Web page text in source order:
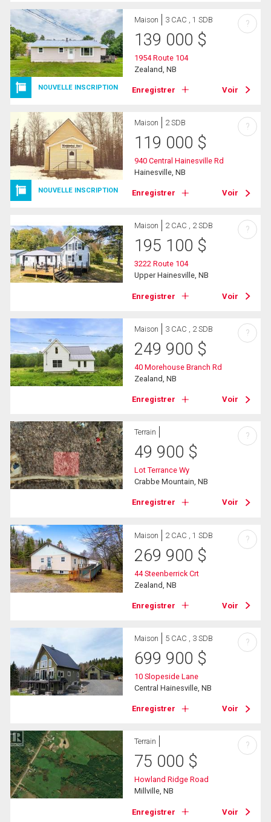
NOUVELLE INSCRIPTION
Maison 3 CAC , 1 SDB
139 000 $
1954 Route 104
Zealand, NB
Enregistrer Voir
?
NOUVELLE INSCRIPTION
Maison 2 SDB
119 000 $
940 Central Hainesville Rd
Hainesville, NB
Enregistrer Voir
?
Maison 2 CAC , 2 SDB
195 100 $
3222 Route 104
Upper Hainesville, NB
Enregistrer Voir
?
Maison 3 CAC , 2 SDB
249 900 $
40 Morehouse Branch Rd
Zealand, NB
Enregistrer Voir
?
Terrain
49 900 $
Lot Terrance Wy
Crabbe Mountain, NB
Enregistrer Voir
?
Maison 2 CAC , 1 SDB
269 900 $
44 Steenberrick Crt
Zealand, NB
Enregistrer Voir
?
Maison 5 CAC , 3 SDB
699 900 $
10 Slopeside Lane
Central Hainesville, NB
Enregistrer Voir
?
Terrain
75 000 $
Howland Ridge Road
Millville, NB
Enregistrer Voir
?